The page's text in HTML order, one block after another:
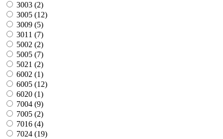
3003 (2)
3005 (12)
3009 (5)
3011 (7)
5002 (2)
5005 (7)
5021 (2)
6002 (1)
6005 (12)
6020 (1)
7004 (9)
7005 (2)
7016 (4)
7024 (19)